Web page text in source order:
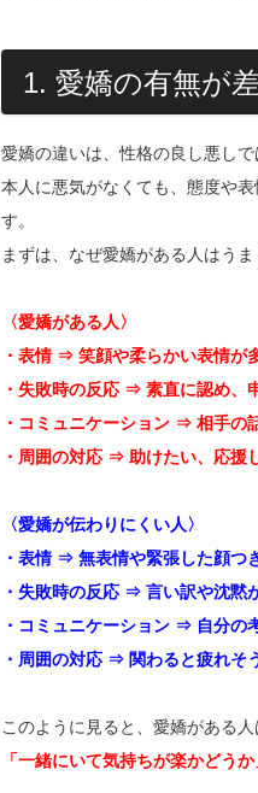
1. 愛嬌の有無が
愛嬌の違いは、性格の良し悪し
本人に悪気がなくても、態度や
す。
まずは、なぜ愛嬌がある人はう
〈愛嬌がある人〉
・表情 ⇒ 笑顔や柔らかい表情が
・失敗時の反応 ⇒ 素直に認め、
・コミュニケーション ⇒ 相手の
・周囲の対応 ⇒ 助けたい、応援
〈愛嬌が伝わりにくい人〉
・表情 ⇒ 無表情や緊張した顔つ
・失敗時の反応 ⇒ 言い訳や沈黙
・コミュニケーション ⇒ 自分の
・周囲の対応 ⇒ 関わると疲れそ
このように見ると、愛嬌がある
「一緒にいて気持ちが楽かどうか